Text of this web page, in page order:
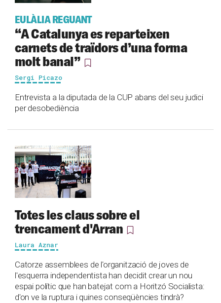
EULÀLIA REGUANT
“A Catalunya es reparteixen
carnets de traïdors d’una forma
molt banal”
Sergi Picazo
Entrevista a la diputada de la CUP abans del seu judici
per desobediència
Totes les claus sobre el
trencament d'Arran
Laura Aznar
Catorze assemblees de l'organització de joves de
l'esquerra independentista han decidit crear un nou
espai polític que han batejat com a Horitzó Socialista:
d'on ve la ruptura i quines conseqüències tindrà?